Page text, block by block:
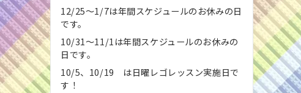
12/25〜1/7は年間スケジュールのお休みの日
です。
10/31〜11/1は年間スケジュールのお休みの
日です。
10/5、10/19 は日曜レゴレッスン実施日で
す！